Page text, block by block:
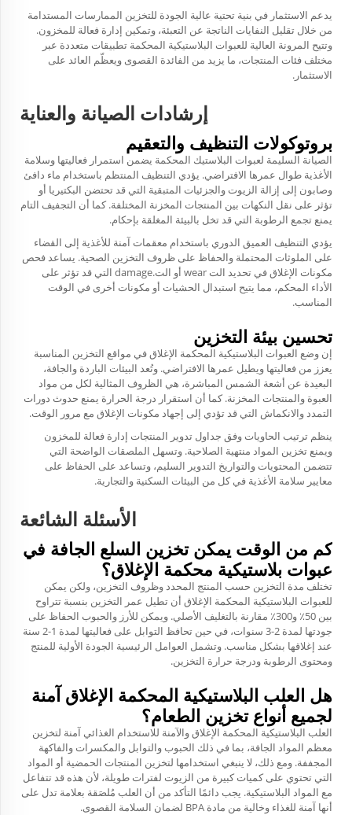
يدعم الاستثمار في بنية تحتية عالية الجودة للتخزين الممارسات المستدامة
من خلال تقليل النفايات الناتجة عن التعبئة، وتمكين إدارة فعالة للمخزون.
وتتيح المرونة العالية للعبوات البلاستيكية المحكمة تطبيقات متعددة عبر
مختلف فئات المنتجات، ما يزيد من الفائدة القصوى ويعظّم العائد على
الاستثمار.
إرشادات الصيانة والعناية
بروتوكولات التنظيف والتعقيم
الصيانة السليمة لعبوات البلاستيك المحكمة يضمن استمرار فعاليتها وسلامة
الأغذية طوال عمرها الافتراضي. يؤدي التنظيف المنتظم باستخدام ماء دافئ
وصابون إلى إزالة الزيوت والجزئيات المتبقية التي قد تحتضن البكتيريا أو
تؤثر على نقل النكهات بين المنتجات المخزنة المختلفة. كما أن التجفيف التام
يمنع تجمع الرطوبة التي قد تخل بالبيئة المغلقة بإحكام.
يؤدي التنظيف العميق الدوري باستخدام معقمات آمنة للأغذية إلى القضاء
على الملوثات المحتملة والحفاظ على ظروف التخزين الصحية. يساعد فحص
مكونات الإغلاق في تحديد الت wear أو الت.damage التي قد تؤثر على
الأداء المحكم، مما يتيح استبدال الحشيات أو مكونات أخرى في الوقت
المناسب.
تحسين بيئة التخزين
إن وضع العبوات البلاستيكية المحكمة الإغلاق في مواقع التخزين المناسبة
يعزز من فعاليتها ويطيل عمرها الافتراضي. وتُعد البيئات الباردة والجافة،
البعيدة عن أشعة الشمس المباشرة، هي الظروف المثالية لكل من مواد
العبوة والمنتجات المخزنة. كما أن استقرار درجة الحرارة يمنع حدوث دورات
التمدد والانكماش التي قد تؤدي إلى إجهاد مكونات الإغلاق مع مرور الوقت.
ينظم ترتيب الحاويات وفق جداول تدوير المنتجات إدارة فعالة للمخزون
ويمنع تخزين المواد منتهية الصلاحية. وتسهل الملصقات الواضحة التي
تتضمن المحتويات والتواريخ التدوير السليم، وتساعد على الحفاظ على
معايير سلامة الأغذية في كل من البيئات السكنية والتجارية.
الأسئلة الشائعة
كم من الوقت يمكن تخزين السلع الجافة في
عبوات بلاستيكية محكمة الإغلاق؟
تختلف مدة التخزين حسب المنتج المحدد وظروف التخزين، ولكن يمكن
للعبوات البلاستيكية المحكمة الإغلاق أن تطيل عمر التخزين بنسبة تتراوح
بين 50٪ و300٪ مقارنة بالتغليف الأصلي. ويمكن للأرز والحبوب الحفاظ على
جودتها لمدة 2-3 سنوات، في حين تحافظ التوابل على فعاليتها لمدة 1-2 سنة
عند إغلاقها بشكل مناسب. وتشمل العوامل الرئيسية الجودة الأولية للمنتج
ومحتوى الرطوبة ودرجة حرارة التخزين.
هل العلب البلاستيكية المحكمة الإغلاق آمنة
لجميع أنواع تخزين الطعام؟
العلب البلاستيكية المحكمة الإغلاق والآمنة للاستخدام الغذائي آمنة لتخزين
معظم المواد الجافة، بما في ذلك الحبوب والتوابل والمكسرات والفاكهة
المجففة. ومع ذلك، لا ينبغي استخدامها لتخزين المنتجات الحمضية أو المواد
التي تحتوي على كميات كبيرة من الزيوت لفترات طويلة، لأن هذه قد تتفاعل
مع المواد البلاستيكية. يجب دائمًا التأكد من أن العلب مُلصَقة بعلامة تدل على
أنها آمنة للغذاء وخالية من مادة BPA لضمان السلامة القصوى.